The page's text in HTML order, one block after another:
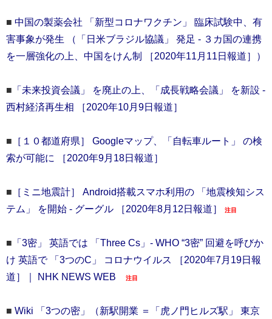
■ 中国の製薬会社 「新型コロナワクチン」 臨床試験中、有
害事象が発生 （「日米ブラジル協議」 発足 - ３カ国の連携
を一層強化の上、中国をけん制 ［2020年11月11日報道］）
■ 「未来投資会議」 を廃止の上、「成長戦略会議」 を新設 -
西村経済再生相 ［2020年10月9日報道］
■ ［１０都道府県］ Googleマップ、「自転車ルート」 の検
索が可能に ［2020年9月18日報道］
■ ［ミニ地震計］ Android搭載スマホ利用の 「地震検知シス
テム」 を開始 - グーグル ［2020年8月12日報道］
注目
■ 「3密」 英語では 「Three Cs」- WHO “3密” 回避を呼びか
け 英語で 「3つのC」 コロナウイルス ［2020年7月19日報
道］｜ NHK NEWS WEB
注目
■ Wiki 「3つの密」（新駅開業 ＝「虎ノ門ヒルズ駅」 東京